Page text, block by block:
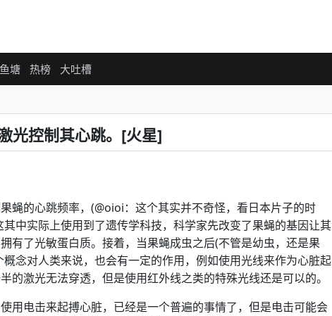
鱼塘 热榜 大吐槽
光控制其心跳。[火星]
蝇的心跳频率，(@oioi：这个其实并不奇怪，看日本片子的时
中实际上使用到了遗传学科技，科学家先改变了果蝇的基因让其
有了光敏蛋白质。接着，当果蝇成虫之后(不管是幼虫，还是果
念对人类来说，也会有一定的作用，例如使用光线来作为心脏起
的激光无法穿透，但是使用红外线之类的特殊光线还是可以的。
用电击来起搏心脏，已经是一个普遍的事情了，但是电击可能会